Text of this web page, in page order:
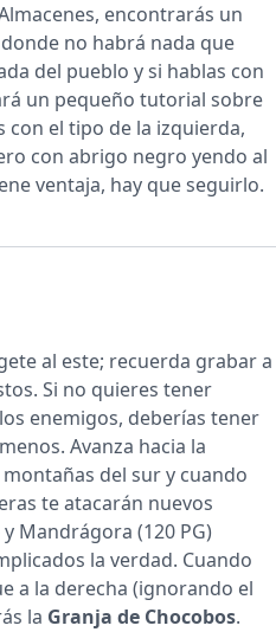
encontrarás un
no habrá nada que
del pueblo y si hablas con
un pequeño tutorial sobre
con el tipo de la izquierda,
con abrigo negro yendo al
ventaja, hay que seguirlo.
al este; recuerda grabar a
Si no quieres tener
enemigos, deberías tener
Avanza hacia la
del sur y cuando
te atacarán nuevos
Mandrágora (120 PG)
la verdad. Cuando
a la derecha (ignorando el
la Granja de Chocobos.